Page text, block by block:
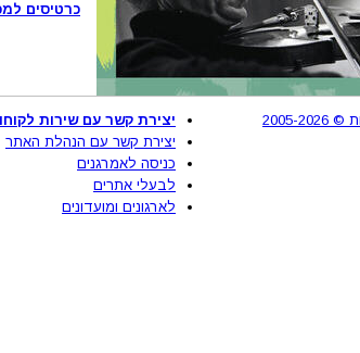
כרטיסים
יצירת קשר עם שירות
יצירת קשר עם הנהלת האתר
כניסה לאמרגנים
לבעלי אתרים
לארגונים ומועדונים